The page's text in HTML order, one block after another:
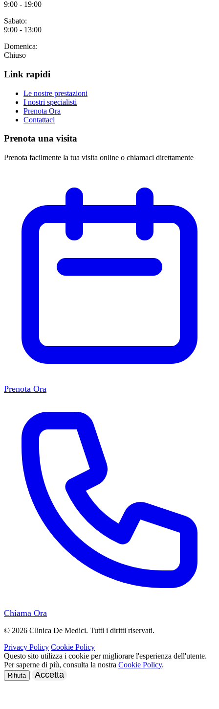
9:00 - 19:00
Sabato:
9:00 - 13:00
Domenica:
Chiuso
Link rapidi
Le nostre prestazioni
I nostri specialisti
Prenota Ora
Contattaci
Prenota una visita
Prenota facilmente la tua visita online o chiamaci direttamente
Prenota Ora
Chiama Ora
© 2026 Clinica De Medici. Tutti i diritti riservati.
Privacy Policy Cookie Policy
Questo sito utilizza i cookie per migliorare l'esperienza dell'utente.
Per saperne di più, consulta la nostra Cookie Policy.
Rifiuta Accetta